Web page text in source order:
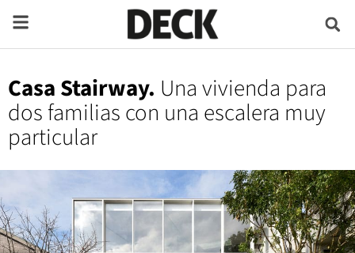
Casa Stairway. Una vivienda para
dos familias con una escalera muy
particular